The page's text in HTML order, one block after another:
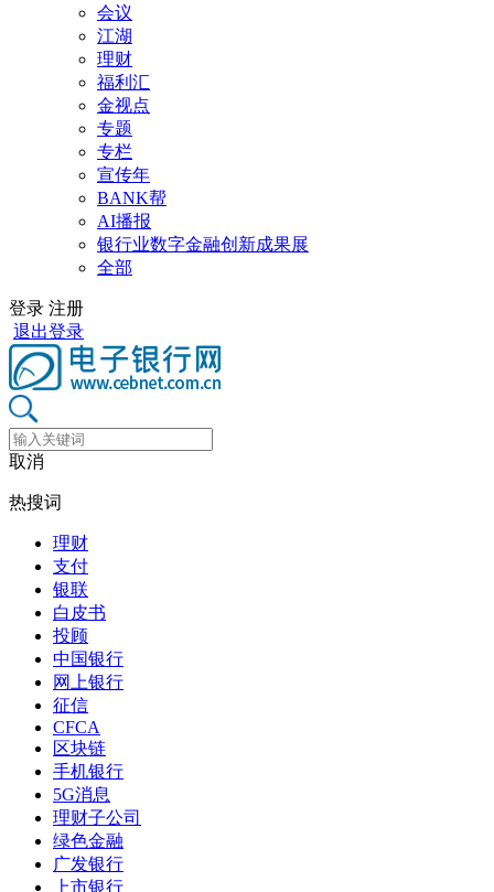
会议
江湖
理财
福利汇
金视点
专题
专栏
宣传年
BANK帮
AI播报
银行业数字金融创新成果展
全部
登录 注册
退出登录
取消
热搜词
理财
支付
银联
白皮书
投顾
中国银行
网上银行
征信
CFCA
区块链
手机银行
5G消息
理财子公司
绿色金融
广发银行
上市银行